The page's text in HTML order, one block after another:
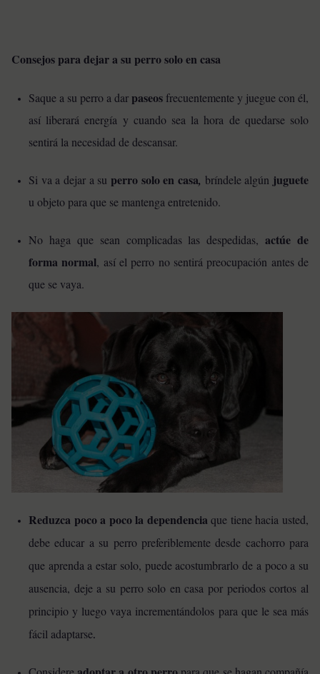
Consejos para dejar a su perro solo en casa
Saque a su perro a dar paseos frecuentemente y juegue con él,
así liberará energía y cuando sea la hora de quedarse solo
sentirá la necesidad de descansar.
Si va a dejar a su perro solo en casa, bríndele algún juguete
u objeto para que se mantenga entretenido.
No haga que sean complicadas las despedidas,actúe de
forma normal, así el perro no sentirá preocupación antes de
que se vaya.
Reduzca poco a poco la dependencia que tiene hacia usted,
debe educar a su perro preferiblemente desde cachorro para
que aprenda a estar solo, puede acostumbrarlo de a poco a su
ausencia, deje a su perro solo en casa por periodos cortos al
principio y luego vaya incrementándolos para que le sea más
fácil adaptarse.